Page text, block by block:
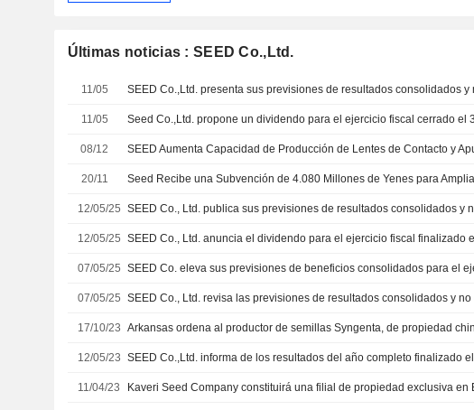
Últimas noticias : SEED Co.,Ltd.
11/05
11/05
08/12
20/11
12/05/25
12/05/25
07/05/25
07/05/25
17/10/23
12/05/23
11/04/23